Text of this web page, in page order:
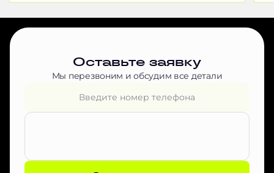
Оставьте заявку
Мы перезвоним и обсудим все детали